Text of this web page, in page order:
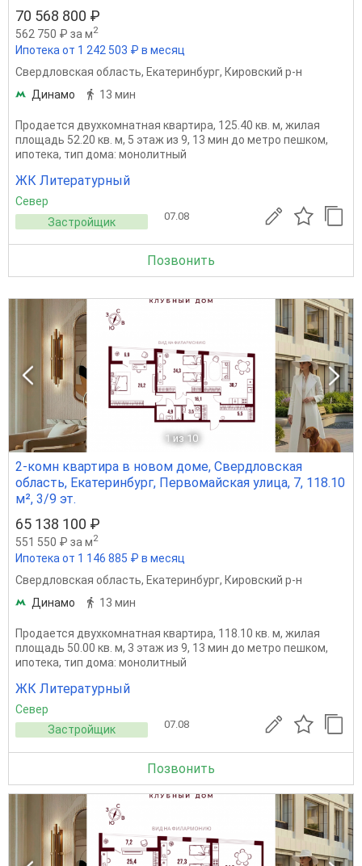
70 568 800 ₽
562 750 ₽ за м2
Ипотека от 1 242 503 ₽ в месяц
Свердловская область, Екатеринбург, Кировский р-н
Динамо
13 мин
Продается двухкомнатная квартира, 125.40 кв. м, жилая
площадь 52.20 кв. м, 5 этаж из 9, 13 мин до метро пешком,
ипотека, тип дома: монолитный
ЖК Литературный
Север
Застройщик
07.08
Позвонить
1 из 10
2-комн квартира в новом доме, Свердловская
область, Екатеринбург, Первомайская улица, 7, 118.10
м², 3/9 эт.
65 138 100 ₽
551 550 ₽ за м2
Ипотека от 1 146 885 ₽ в месяц
Свердловская область, Екатеринбург, Кировский р-н
Динамо
13 мин
Продается двухкомнатная квартира, 118.10 кв. м, жилая
площадь 50.00 кв. м, 3 этаж из 9, 13 мин до метро пешком,
ипотека, тип дома: монолитный
ЖК Литературный
Север
Застройщик
07.08
Позвонить